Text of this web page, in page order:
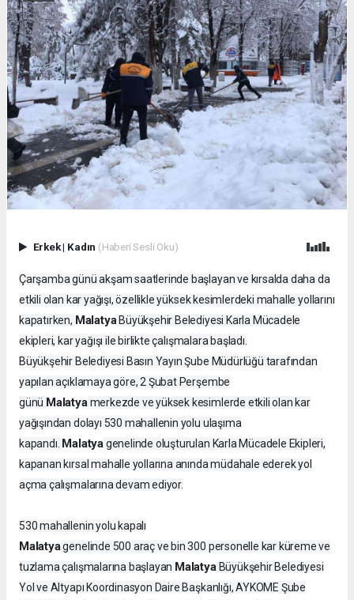
Erkek| Kadın (Haberi Sesli Oku)
Çarşamba günü akşam saatlerinde başlayan ve kırsalda daha da
etkili olan kar yağışı, özellikle yüksek kesimlerdeki mahalle yollarını
kapatırken, Malatya Büyükşehir Belediyesi Karla Mücadele
ekipleri, kar yağışı ile birlikte çalışmalara başladı.
Büyükşehir Belediyesi Basın Yayın Şube Müdürlüğü tarafından
yapılan açıklamaya göre, 2 Şubat Perşembe
günü Malatyamerkezde ve yüksek kesimlerde etkili olan kar
yağışından dolayı 530 mahallenin yolu ulaşıma
kapandı. Malatyagenelinde oluşturulan Karla Mücadele Ekipleri,
kapanan kırsal mahalle yollarına anında müdahale ederek yol
açma çalışmalarına devam ediyor.
530 mahallenin yolu kapalı
Malatyagenelinde 500 araç ve bin 300 personelle kar küreme ve
tuzlama çalışmalarına başlayan MalatyaBüyükşehir Belediyesi
Yol ve Altyapı Koordinasyon Daire Başkanlığı, AYKOME Şube